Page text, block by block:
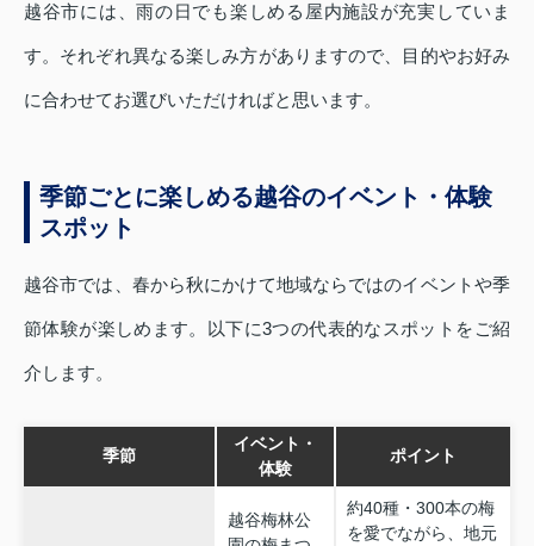
越谷市には、雨の日でも楽しめる屋内施設が充実していま
す。それぞれ異なる楽しみ方がありますので、目的やお好み
に合わせてお選びいただければと思います。
季節ごとに楽しめる越谷のイベント・体験
スポット
越谷市では、春から秋にかけて地域ならではのイベントや季
節体験が楽しめます。以下に3つの代表的なスポットをご紹
介します。
季節
イベント・
体験
ポイント
越谷梅林公
約40種・300本の梅
を愛でながら、地元